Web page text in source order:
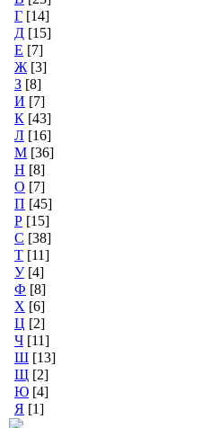
Г [14]
Д [15]
Е [7]
Ж [3]
З [8]
И [7]
К [43]
Л [16]
М [36]
Н [8]
О [7]
П [45]
Р [15]
С [38]
Т [11]
У [4]
Ф [8]
Х [6]
Ц [2]
Ч [11]
Ш [13]
Щ [2]
Ю [4]
Я [1]